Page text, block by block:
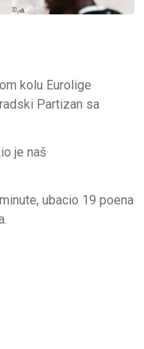
kolu Eurolige
Partizan sa
je naš
ubacio 19 poena